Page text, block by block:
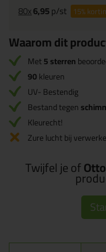
80x6,95p/st 15%
Waarom dit
Met5 sterren
90kleuren
UV- Bestendig
Bestand tegen
Kleurecht!
Zure lucht bij
Twijfel je of